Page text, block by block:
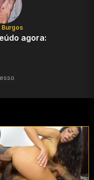
Burgos
agora: